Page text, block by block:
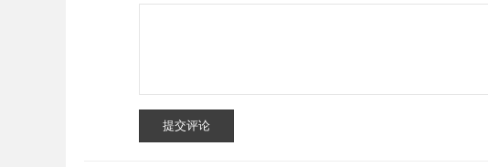
提交评论